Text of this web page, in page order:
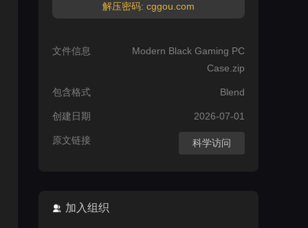
解压密码: cggou.com
文件信息
Modern Black Gaming PC
Case.zip
包含格式 Blend
创建日期 2026-07-01
原文链接 科学访问
加入组织